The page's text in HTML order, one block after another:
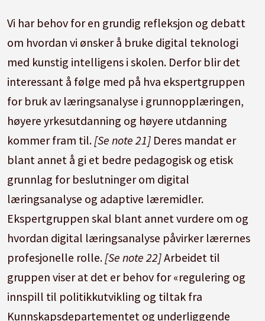
Vi har behov for en grundig refleksjon og debatt
om hvordan vi ønsker å bruke digital teknologi
med kunstig intelligens i skolen. Derfor blir det
interessant å følge med på hva ekspertgruppen
for bruk av læringsanalyse i grunnopplæringen,
høyere yrkesutdanning og høyere utdanning
kommer fram til. [Se note 21] Deres mandat er
blant annet å gi et bedre pedagogisk og etisk
grunnlag for beslutninger om digital
læringsanalyse og adaptive læremidler.
Ekspertgruppen skal blant annet vurdere om og
hvordan digital læringsanalyse påvirker lærernes
profesjonelle rolle. [Se note 22]Arbeidet til
gruppen viser at det er behov for «regulering og
innspill til politikkutvikling og tiltak fra
Kunnskapsdepartementet og underliggende